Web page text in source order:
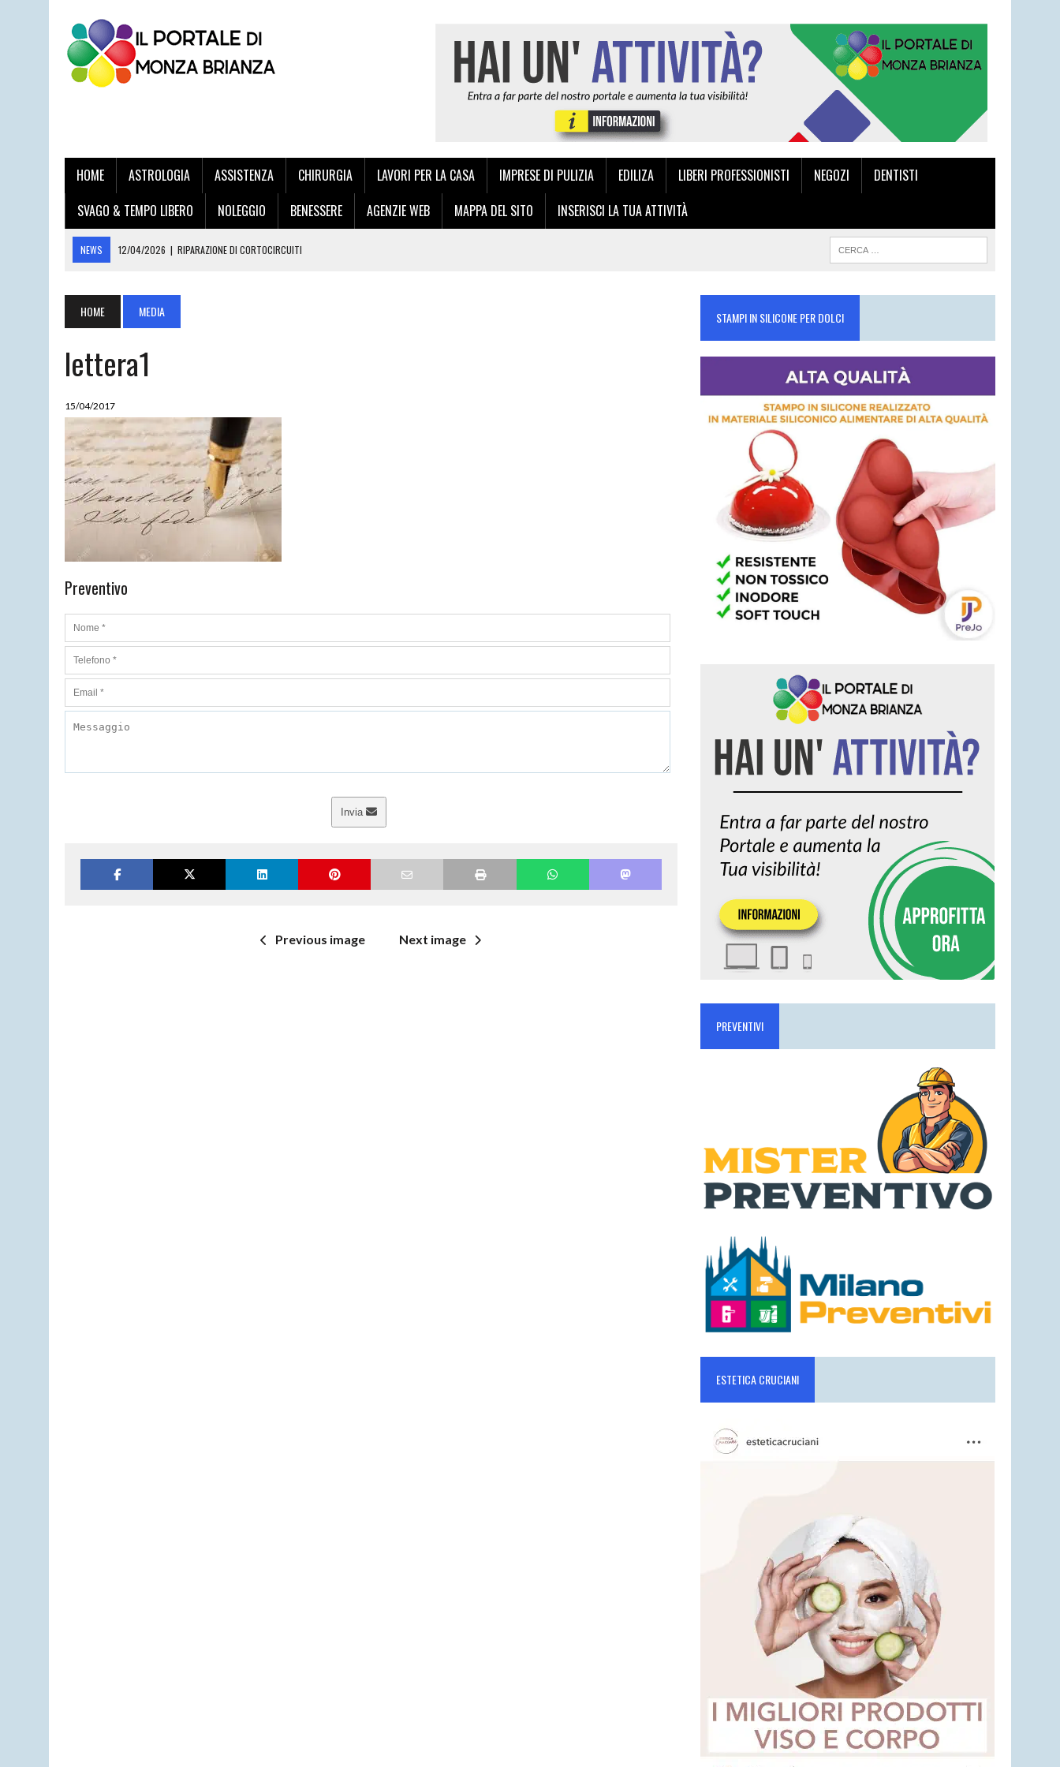
HOME ASTROLOGIA ASSISTENZA CHIRURGIA LAVORI PER LA CASA IMPRESE DI PULIZIA EDILIZA LIBERI PROFESSIONISTI NEGOZI
DENTISTI
SVAGO & TEMPO LIBERO
NOLEGGIO BENESSERE AGENZIE WEB MAPPA DEL SITO INSERISCI LA TUA ATTIVITÀ
NEWS 12/04/2026 | RIPARAZIONE DI CORTOCIRCUITI
12/03/2026 | LAMATURA PARQUET DESIO
15/04/2026
CARTOMANTE SENSITIVA MORGANA
HOME MEDIA
lettera1
15/04/2017
Preventivo
Invia
Previous image Next image
STAMPI IN SILICONE PER DOLCI
PREVENTIVI
ESTETICA CRUCIANI